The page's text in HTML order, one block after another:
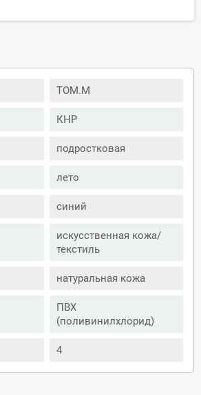
TOM.M
КНР
подростковая
лето
синий
искусственная кожа/
текстиль
натуральная кожа
ПВХ
(поливинилхлорид)
4